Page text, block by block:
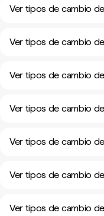
Ver tipos de cambio
Ver tipos de cambio
Ver tipos de cambio
Ver tipos de cambio
Ver tipos de cambio
Ver tipos de cambio
Ver tipos de cambio